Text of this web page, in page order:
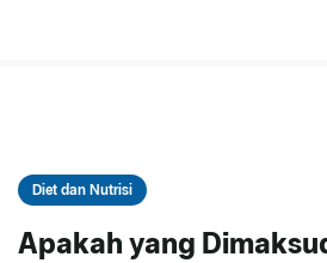
Diet dan Nutrisi
Apakah yang